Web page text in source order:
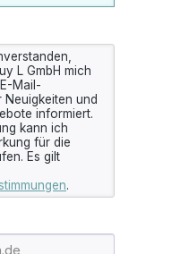
L GmbH mich
Mail-
Neuigkeiten und
informiert.
kann ich
für die
Es gilt
.